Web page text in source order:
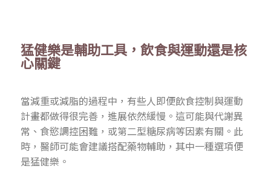
猛健樂是輔助工具，飲食與運動還是核
心關鍵
當減重或減脂的過程中，有些人即便飲食控制與運動
計畫都做得很完善，進展依然緩慢。這可能與代謝異
常、食慾調控困難，或第二型糖尿病等因素有關。此
時，醫師可能會建議搭配藥物輔助，其中一種選項便
是猛健樂。